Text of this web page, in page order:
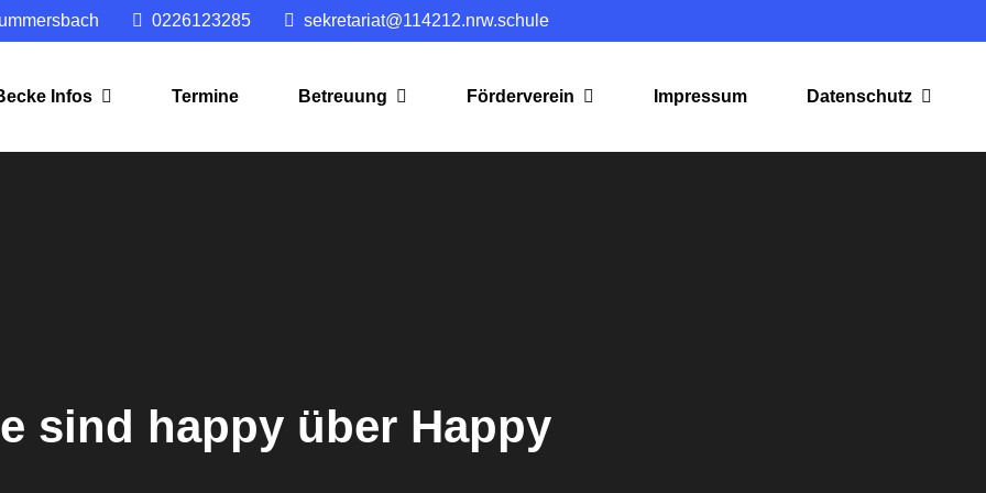
0226123285 sekretariat@114212.nrw.schule
Infos Termine Betreuung Förderverein Impressum Datenschutz
sind happy über Happy